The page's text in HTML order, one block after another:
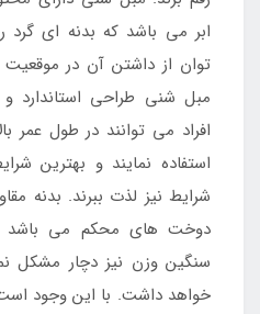
ابر می باشد که بدنه ای
توان از داشتن آن در
مبل شنی طراحی استاندارد
افراد می توانند در طول عمر
استفاده نمایند و بهترین
شرایط نیز لذت ببرند. بدنه
دوخت های محکم می باشد که
سنگین وزن نیز دچار مشکل
خواهد داشت. با این وجود